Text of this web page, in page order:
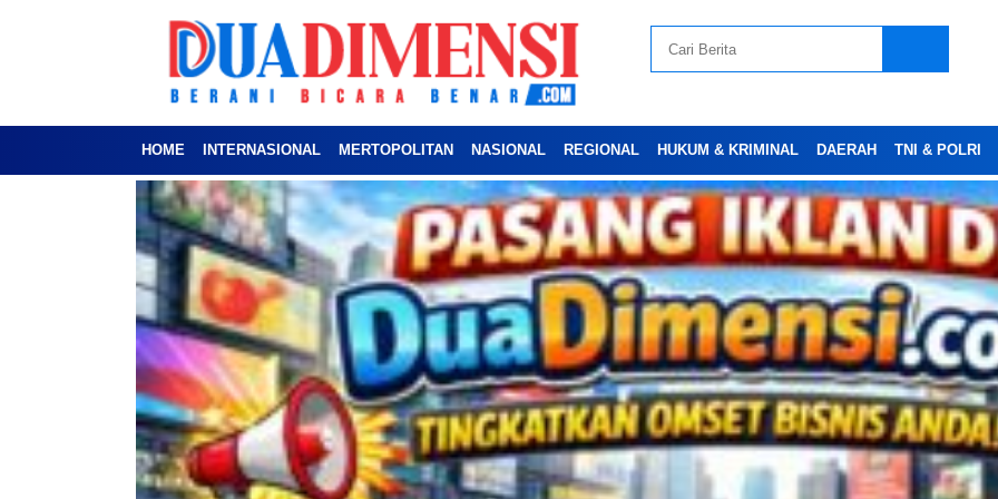
HOME INTERNASIONAL MERTOPOLITAN NASIONAL REGIONAL HUKUM & KRIMINAL DAERAH TNI & POLRI
Advertesment